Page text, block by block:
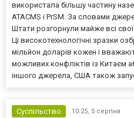
використала більшу частину
ATACMS і PrSM. За словами
Штати розгорнули майже всі
Ці високотехнологічні зразки
мільйон доларів кожен і
можливих конфліктів із Китаєм
іншого джерела, США також
Суспільство 10:25, 5 серпня